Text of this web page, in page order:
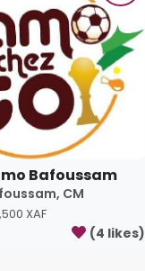
Bafoussam
CM
XAF
(4 likes)